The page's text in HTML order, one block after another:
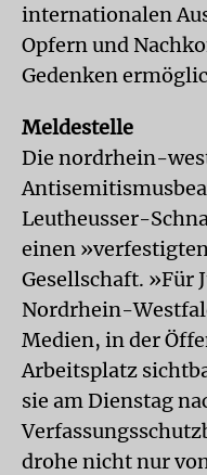
internationalen
Opfern und
Gedenken
Meldestelle
Die nordrhein-
Leutheusser-
einen
Gesellschaft. »Für
Nordrhein-
Medien, in der
Arbeitsplatz
sie am Dienstag
drohe nicht nur